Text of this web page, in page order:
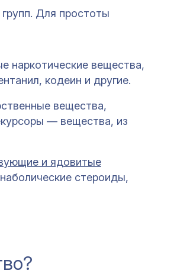
Для простоты
наркотические вещества,
кодеин и другие.
вещества,
— вещества, из
и ядовитые
стероиды,